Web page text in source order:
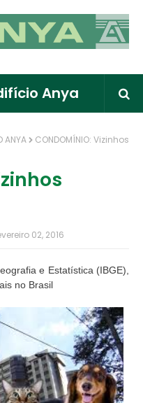
Anya
ANYA
CONDOMÍNIO: Vizinhos
02, 2016
e Estatística (IBGE),
no Brasil